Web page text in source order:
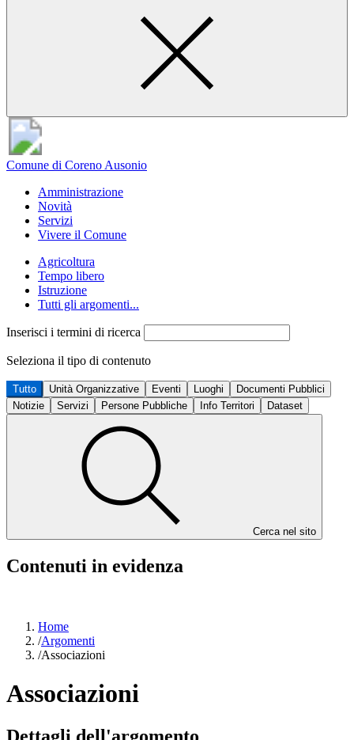
Comune di Coreno Ausonio
Amministrazione
Novità
Servizi
Vivere il Comune
Agricoltura
Tempo libero
Istruzione
Tutti gli argomenti...
Inserisci i termini di ricerca
Seleziona il tipo di contenuto
Tutto Unità Organizzative Eventi Luoghi
Documenti Pubblici
Notizie
Servizi Persone Pubbliche Info Territori Dataset
Cerca nel sito
Contenuti in evidenza
Home
/Argomenti
/Associazioni
Associazioni
Dettagli dell'argomento